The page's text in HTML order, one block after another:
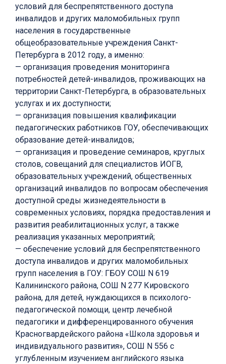
условий для беспрепятственного доступа
инвалидов и других маломобильных групп
населения в государственные
общеобразовательные учреждения Санкт-
Петербурга в 2012 году, а именно:
— организация проведения мониторинга
потребностей детей-инвалидов, проживающих на
территории Санкт-Петербурга, в образовательных
услугах и их доступности;
— организация повышения квалификации
педагогических работников ГОУ, обеспечивающих
образование детей-инвалидов;
— организация и проведение семинаров, круглых
столов, совещаний для специалистов ИОГВ,
образовательных учреждений, общественных
организаций инвалидов по вопросам обеспечения
доступной среды жизнедеятельности в
современных условиях, порядка предоставления и
развития реабилитационных услуг, а также
реализация указанных мероприятий;
— обеспечение условий для беспрепятственного
доступа инвалидов и других маломобильных
групп населения в ГОУ: ГБОУ СОШ N 619
Калининского района, СОШ N 277 Кировского
района, для детей, нуждающихся в психолого-
педагогической помощи, центр лечебной
педагогики и дифференцированного обучения
Красногвардейского района «Школа здоровья и
индивидуального развития», СОШ N 556 с
углубленным изучением английского языка